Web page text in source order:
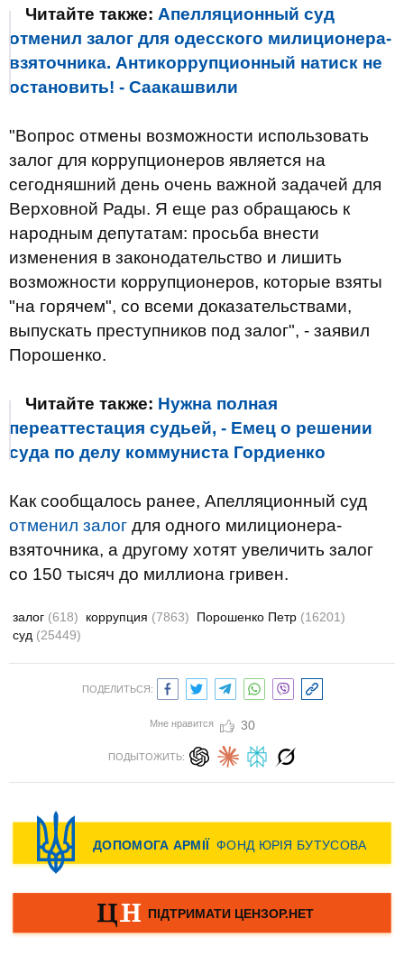
Читайте также: Апелляционный суд
отменил залог для одесского милиционера-
взяточника. Антикоррупционный натиск не
остановить! - Саакашвили
"Вопрос отмены возможности использовать
залог для коррупционеров является на
сегодняшний день очень важной задачей для
Верховной Рады. Я еще раз обращаюсь к
народным депутатам: просьба внести
изменения в законодательство и лишить
возможности коррупционеров, которые взяты
"на горячем", со всеми доказательствами,
выпускать преступников под залог", - заявил
Порошенко.
Читайте также: Нужна полная
переаттестация судьей, - Емец о решении
суда по делу коммуниста Гордиенко
Как сообщалось ранее, Апелляционный суд
отменил залог для одного милиционера-
взяточника, а другому хотят увеличить залог
со 150 тысяч до миллиона гривен.
залог (618) коррупция (7863) Порошенко Петр (16201)
суд (25449)
ПОДЕЛИТЬСЯ:
Мне нравится 30
ПОДЫТОЖИТЬ: